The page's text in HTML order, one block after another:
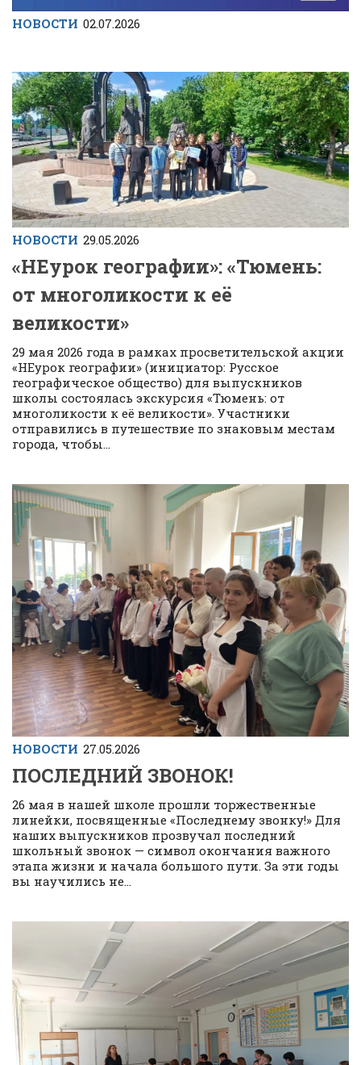
НОВОСТИ 02.07.2026
НОВОСТИ 29.05.2026
«НЕурок географии»: «Тюмень:
от многоликости к её
великости»
29 мая 2026 года в рамках просветительской акции
«НЕурок географии» (инициатор: Русское
географическое общество) для выпускников
школы состоялась экскурсия «Тюмень: от
многоликости к её великости». Участники
отправились в путешествие по знаковым местам
города, чтобы...
НОВОСТИ 27.05.2026
ПОСЛЕДНИЙ ЗВОНОК!
26 мая в нашей школе прошли торжественные
линейки, посвященные «Последнему звонку!» Для
наших выпускников прозвучал последний
школьный звонок — символ окончания важного
этапа жизни и начала большого пути. За эти годы
вы научились не...